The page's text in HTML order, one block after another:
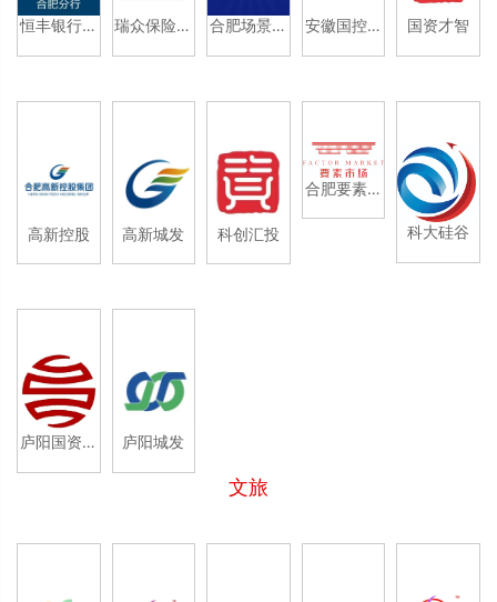
恒丰银行合
瑞众保险安
合肥场景公
安徽国控集
国资才智
高新控股 高新城发 科创汇投
合肥要素市
科大硅谷
庐阳国资经
庐阳城发
文旅